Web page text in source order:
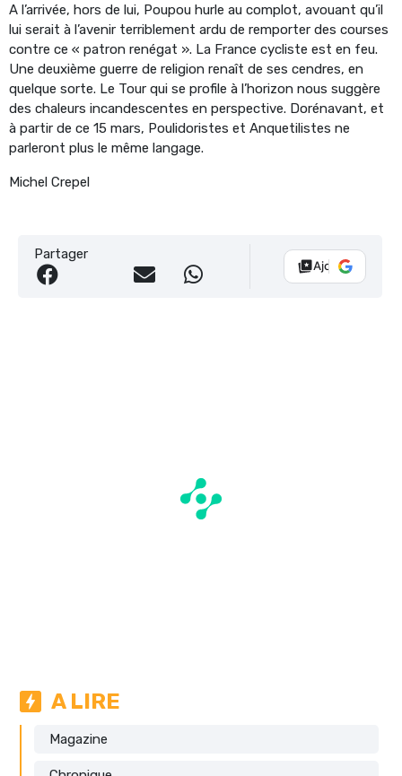
A l’arrivée, hors de lui, Poupou hurle au complot, avouant qu’il
lui serait à l’avenir terriblement ardu de remporter des courses
contre ce « patron renégat ». La France cycliste est en feu.
Une deuxième guerre de religion renaît de ses cendres, en
quelque sorte. Le Tour qui se profile à l’horizon nous suggère
des chaleurs incandescentes en perspective. Dorénavant, et
à partir de ce 15 mars, Poulidoristes et Anquetilistes ne
parleront plus le même langage.
Michel Crepel
Partager
Ajouter Vélo
A LIRE
Magazine